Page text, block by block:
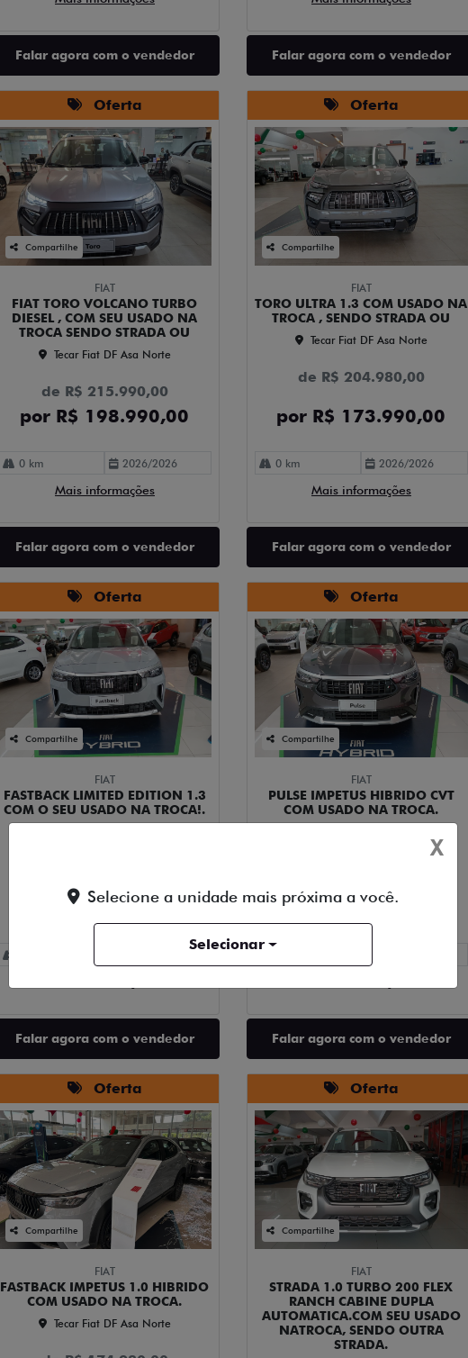
Falar agora com o vendedor Falar agora com o vendedor
Oferta
Compartilhe
FIAT
FIAT TORO VOLCANO TURBO
DIESEL , COM SEU USADO NA
TROCA SENDO STRADA OU
Tecar Fiat DF Asa Norte
de R$ 215.990,00
por R$ 198.990,00
0 km 2026/2026
Mais informações
Falar agora com o vendedor
Oferta
Compartilhe
FIAT
TORO ULTRA 1.3 COM USADO NA
TROCA , SENDO STRADA OU
Tecar Fiat DF Asa Norte
de R$ 204.980,00
por R$ 173.990,00
0 km 2026/2026
Mais informações
Falar agora com o vendedor
Oferta
Compartilhe
FIAT
FASTBACK LIMITED EDITION 1.3
COM O SEU USADO NA TROCA!.
por R$ 146.500,00
Falar agora com o vendedor
Oferta
Compartilhe
FIAT
PULSE IMPETUS HIBRIDO CVT
COM USADO NA TROCA.
por R$ 136.990,00
Falar agora com o vendedor
Oferta
Compartilhe
FIAT
FASTBACK IMPETUS 1.0 HIBRIDO
COM USADO NA TROCA.
Tecar Fiat DF Asa Norte
Oferta
Compartilhe
FIAT
STRADA 1.0 TURBO 200 FLEX
RANCH CABINE DUPLA
AUTOMATICA.COM SEU USADO
NATROCA, SENDO OUTRA
STRADA.
X
Selecione a unidade mais próxima a você.
Selecionar